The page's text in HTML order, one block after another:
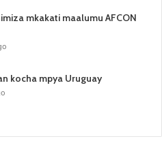
mkakati maalumu AFCON
kocha mpya Uruguay